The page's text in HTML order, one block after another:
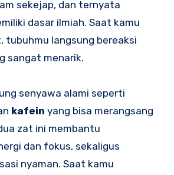
sekejap, dan ternyata
dasar ilmiah. Saat kamu
tubuhmu langsung bereaksi
sangat menarik.
senyawa alami seperti
kafein yang bisa merangsang
zat ini membantu
dan fokus, sekaligus
nyaman. Saat kamu